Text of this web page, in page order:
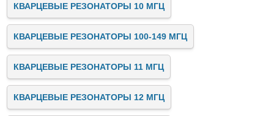
КВАРЦЕВЫЕ РЕЗОНАТОРЫ 10 МГЦ
КВАРЦЕВЫЕ РЕЗОНАТОРЫ 100-149 МГЦ
КВАРЦЕВЫЕ РЕЗОНАТОРЫ 11 МГЦ
КВАРЦЕВЫЕ РЕЗОНАТОРЫ 12 МГЦ